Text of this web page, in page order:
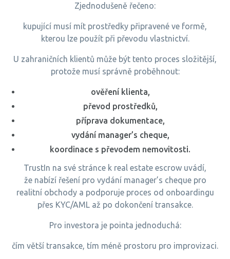
Zjednodušeně řečeno:
kupující musí mít prostředky připravené ve formě,
kterou lze použít při převodu vlastnictví.
U zahraničních klientů může být tento proces složitější,
protože musí správně proběhnout:
ověření klienta,
převod prostředků,
příprava dokumentace,
vydání manager’s cheque,
koordinace s převodem nemovitosti.
TrustIn na své stránce k real estate escrow uvádí,
že nabízí řešení pro vydání manager’s cheque pro
realitní obchody a podporuje proces od onboardingu
přes KYC/AML až po dokončení transakce.
Pro investora je pointa jednoduchá:
čím větší transakce, tím méně prostoru pro improvizaci.